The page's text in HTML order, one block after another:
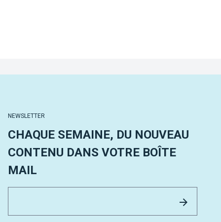
NEWSLETTER
CHAQUE SEMAINE, DU NOUVEAU
CONTENU DANS VOTRE BOÎTE
MAIL